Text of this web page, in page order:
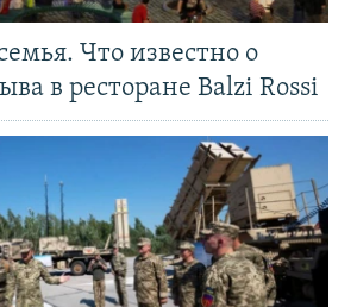
Что известно о
в ресторане Balzi Rossi